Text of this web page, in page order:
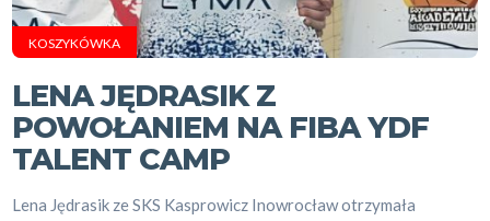
KOSZYKÓWKA
LENA JĘDRASIK Z
POWOŁANIEM NA FIBA YDF
TALENT CAMP
Lena Jędrasik ze SKS Kasprowicz Inowrocław otrzymała